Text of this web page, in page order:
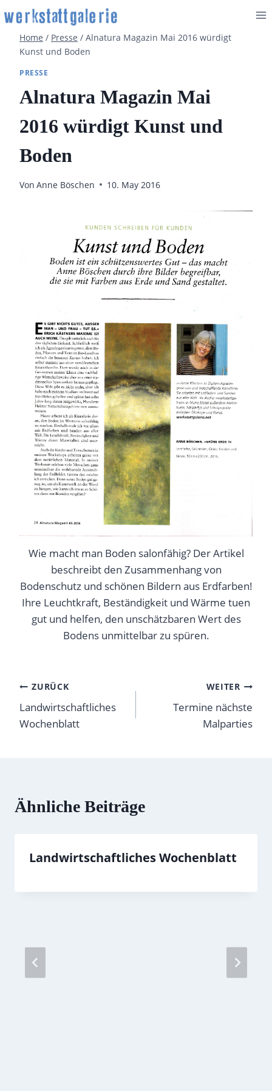
Inhalt
springen
Home / Presse / Alnatura Magazin Mai 2016 würdigt
Kunst und Boden
PRESSE
Alnatura Magazin Mai
2016 würdigt Kunst und
Boden
Von Anne Böschen 10. May 2016
Wie macht man Boden salonfähig? Der Artikel
beschreibt den Zusammenhang von
Bodenschutz und schönen Bildern aus Erdfarben!
Ihre Leuchtkraft, Beständigkeit und Wärme tuen
gut und helfen, den unschätzbaren Wert des
Bodens unmittelbar zu spüren.
Post
navigation
ZURÜCK
Landwirtschaftliches
Wochenblatt
WEITER
Termine nächste
Malparties
Ähnliche Beiträge
Landwirtschaftliches Wochenblatt